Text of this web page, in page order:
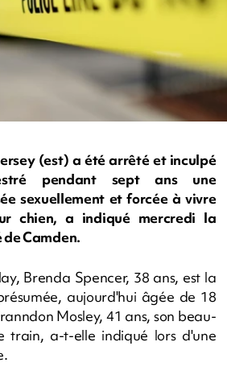
(est) a été arrêté et inculpé
pendant sept ans une
sexuellement et forcée à vivre
chien, a indiqué mercredi la
Camden.
Brenda Spencer, 38 ans, est la
aujourd'hui âgée de 18
Mosley, 41 ans, son beau-
train, a-t-elle indiqué lors d'une